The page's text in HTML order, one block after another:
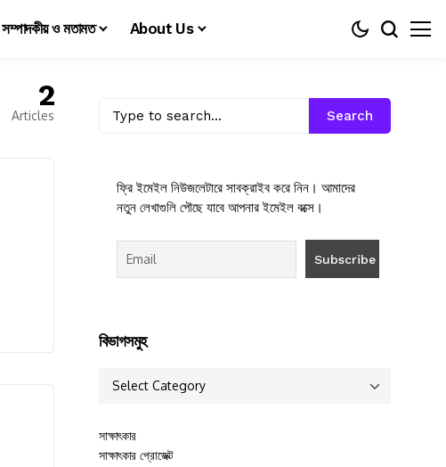
সম্পাদকীয় ও মতামত About Us
2
Articles Search
ফ্রি ইমেইল নিউজলেটারে সাবক্রাইব করে নিন। আমাদের
নতুন লেখাগুলি পৌছে যাবে আপনার ইমেইল বক্সে।
বিভাগসমুহ
সাক্ষাৎকার
সাক্ষাৎকার প্রোজেক্ট